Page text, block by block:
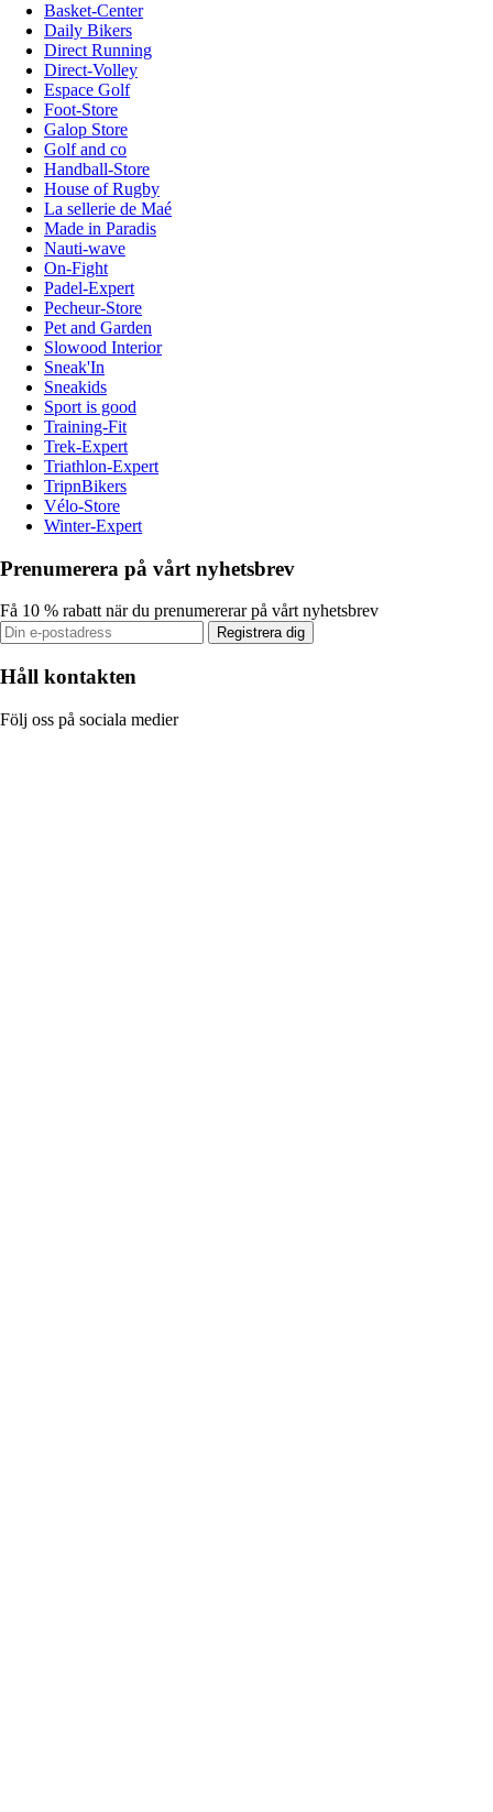
Basket-Center
Daily Bikers
Direct Running
Direct-Volley
Espace Golf
Foot-Store
Galop Store
Golf and co
Handball-Store
House of Rugby
La sellerie de Maé
Made in Paradis
Nauti-wave
On-Fight
Padel-Expert
Pecheur-Store
Pet and Garden
Slowood Interior
Sneak'In
Sneakids
Sport is good
Training-Fit
Trek-Expert
Triathlon-Expert
TripnBikers
Vélo-Store
Winter-Expert
Prenumerera på vårt nyhetsbrev
Få 10 % rabatt när du prenumererar på vårt nyhetsbrev
Registrera dig
Håll kontakten
Följ oss på sociala medier